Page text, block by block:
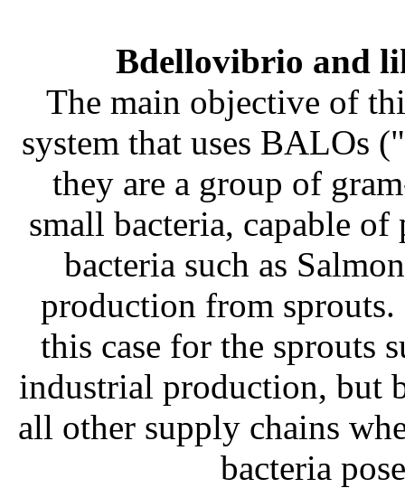
Bdellovibrio and
The main objective of
system that uses BALOs
they are a group of
small bacteria, capable
bacteria such as
production from
this case for the sprouts
industrial production, but
all other supply chains
bacteria